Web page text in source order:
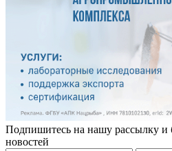
Подпишитесь на нашу рассылку и
новостей